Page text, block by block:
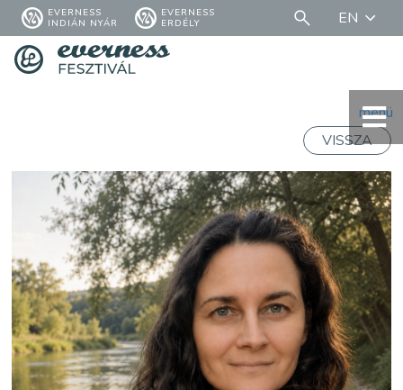
EVERNESS
INDIÁN NYÁR
EVERNESS
ERDÉLY
EN
menü
VISSZA